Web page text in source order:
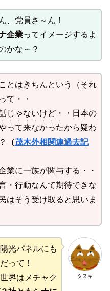
、党員さ～ん！
企業ってイメージするよ
かな～？
とはきちんという（それ
て・・
じゃないけど・・日本の
って来なかった
・・・・・・・
から疑わ
（茂木外相関連過去記
業に一族が関与する・・
・行動なんて期待できな
はそう受け取ると思いま
タヌキ
光パネルにも
って！
界はメチャク